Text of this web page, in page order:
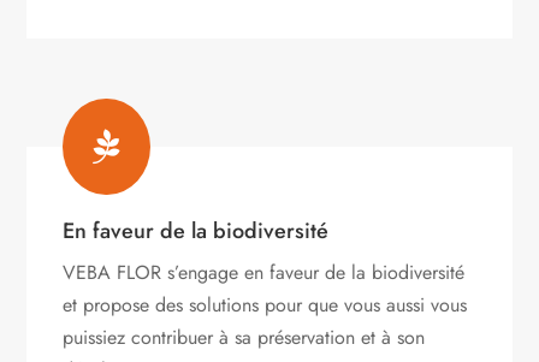

En faveur de la biodiversité
VEBA FLOR s’engageen faveur de la biodiversité
et propose des solutions pour que vous aussi vous
puissiez contribuer à sa préservation et à son